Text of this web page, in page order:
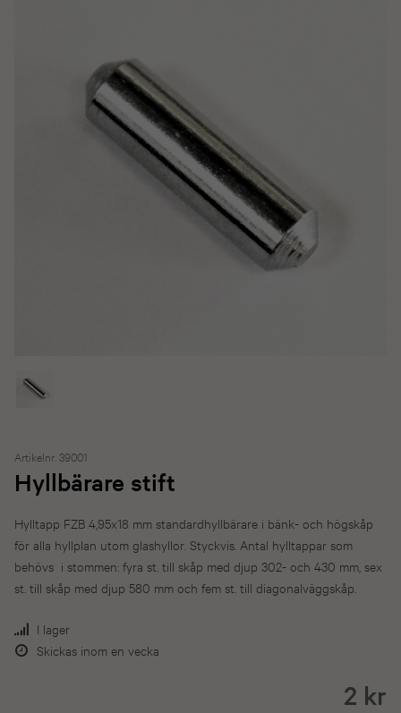
Artikelnr. 39001
Hyllbärare stift
Hylltapp FZB 4,95x18 mm standardhyllbärare i bänk- och högskåp
för alla hyllplan utom glashyllor. Styckvis. Antal hylltappar som
behövs i stommen: fyra st. till skåp med djup 302- och 430 mm, sex
st. till skåp med djup 580 mm och fem st. till diagonalväggskåp.
I lager
Skickas inom en vecka
2 kr